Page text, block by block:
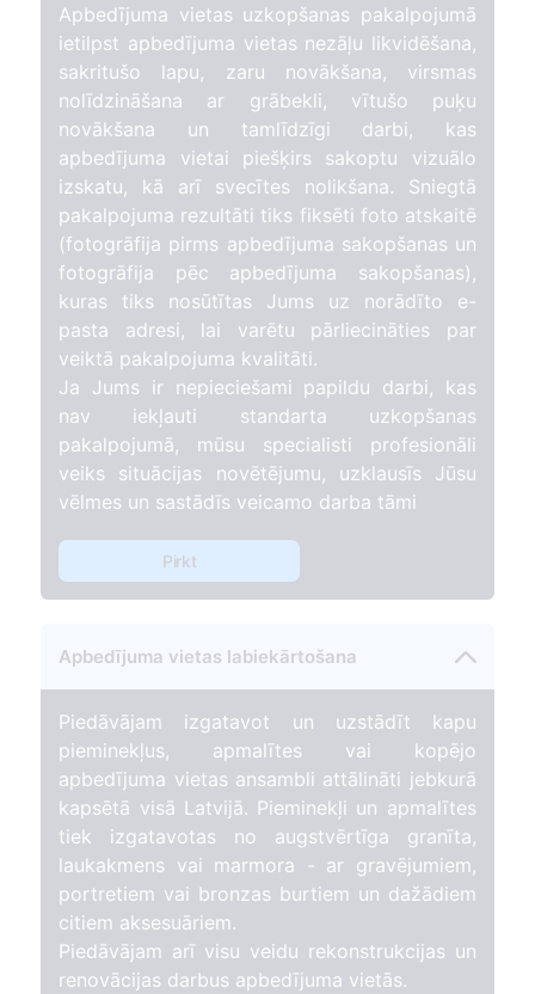
Apbedījuma vietas uzkopšanas pakalpojumā
ietilpst apbedījuma vietas nezāļu likvidēšana,
sakritušo lapu, zaru novākšana, virsmas
nolīdzināšana ar grābekli, vītušo puķu
novākšana un tamlīdzīgi darbi, kas
apbedījuma vietai piešķirs sakoptu vizuālo
izskatu, kā arī svecītes nolikšana. Sniegtā
pakalpojuma rezultāti tiks fiksēti foto atskaitē
(fotogrāfija pirms apbedījuma sakopšanas un
fotogrāfija pēc apbedījuma sakopšanas),
kuras tiks nosūtītas Jums uz norādīto e-
pasta adresi, lai varētu pārliecināties par
veiktā pakalpojuma kvalitāti.
Ja Jums ir nepieciešami papildu darbi, kas
nav iekļauti standarta uzkopšanas
pakalpojumā, mūsu specialisti profesionāli
veiks situācijas novētējumu, uzklausīs Jūsu
vēlmes un sastādīs veicamo darba tāmi
Pirkt
Apbedījuma vietas labiekārtošana
Piedāvājam izgatavot un uzstādīt kapu
pieminekļus, apmalītes vai kopējo
apbedījuma vietas ansambli attālināti jebkurā
kapsētā visā Latvijā. Pieminekļi un apmalītes
tiek izgatavotas no augstvērtīga granīta,
laukakmens vai marmora - ar gravējumiem,
portretiem vai bronzas burtiem un dažādiem
citiem aksesuāriem.
Piedāvājam arī visu veidu rekonstrukcijas un
renovācijas darbus apbedījuma vietās.